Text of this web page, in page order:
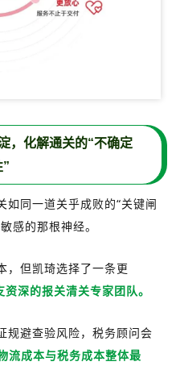
，化解通关的“不确定
”
如同一道关乎成败的“关键闸
感的那根神经。
，但凯琦选择了一条更
资深的报关清关专家团队。
规避查验风险，税务顾问会
流成本与税务成本整体最